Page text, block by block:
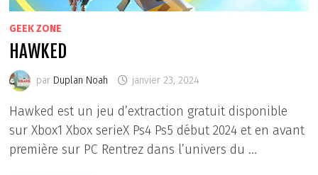
GEEK ZONE
HAWKED
par Duplan Noah janvier 23, 2024
Hawked est un jeu d’extraction gratuit disponible
sur Xbox1 Xbox serieX Ps4 Ps5 début 2024 et en avant
première sur PC Rentrez dans l’univers du …